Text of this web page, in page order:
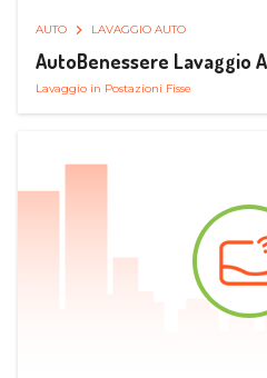
AUTO LAVAGGIO AUTO
AutoBenessere Lavaggio
Lavaggio in Postazioni Fisse